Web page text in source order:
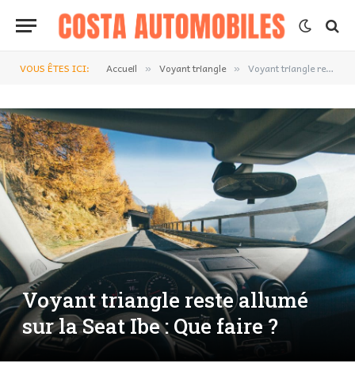
VOUS ÊTES ICI: Accueil » Voyant triangle » Voyant triangle reste allumé sur la Seat Ibe : Que faire ?
Voyant triangle reste allumé
sur la Seat Ibe : Que faire ?